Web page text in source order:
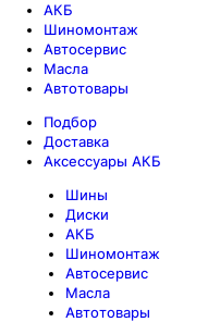
АКБ
Шиномонтаж
Автосервис
Масла
Автотовары
Подбор
Доставка
Аксессуары АКБ
Шины
Диски
АКБ
Шиномонтаж
Автосервис
Масла
Автотовары